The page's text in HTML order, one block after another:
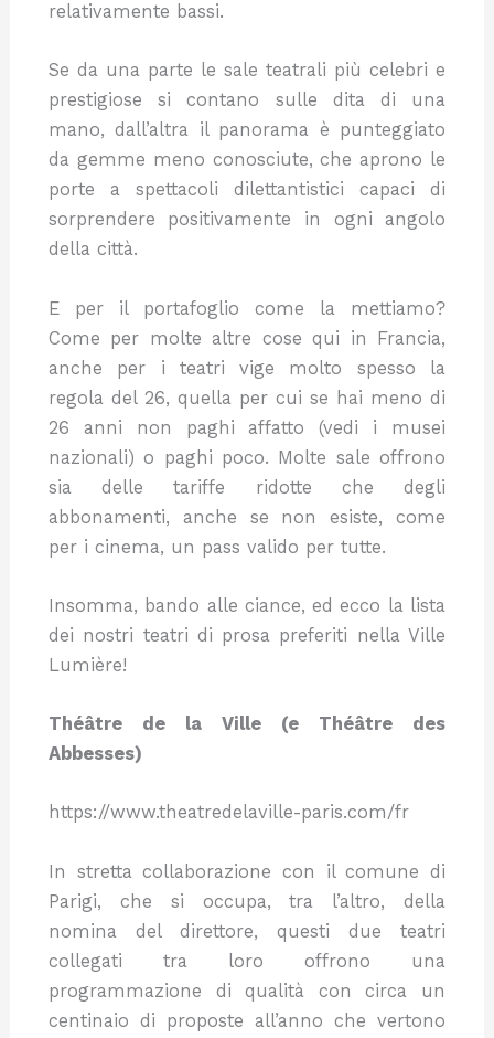
relativamente bassi.
Se da una parte le sale teatrali più celebri e
prestigiose si contano sulle dita di una
mano, dall’altra il panorama è punteggiato
da gemme meno conosciute, che aprono le
porte a spettacoli dilettantistici capaci di
sorprendere positivamente in ogni angolo
della città.
E per il portafoglio come la mettiamo?
Come per molte altre cose qui in Francia,
anche per i teatri vige molto spesso la
regola del 26, quella per cui se hai meno di
26 anni non paghi affatto (vedi i musei
nazionali) o paghi poco. Molte sale offrono
sia delle tariffe ridotte che degli
abbonamenti, anche se non esiste, come
per i cinema, un pass valido per tutte.
Insomma, bando alle ciance, ed ecco la lista
dei nostri teatri di prosa preferiti nella Ville
Lumière!
Théâtre de la Ville (e Théâtre des
Abbesses)
https://www.theatredelaville-paris.com/fr
In stretta collaborazione con il comune di
Parigi, che si occupa, tra l’altro, della
nomina del direttore, questi due teatri
collegati tra loro offrono una
programmazione di qualità con circa un
centinaio di proposte all’anno che vertono